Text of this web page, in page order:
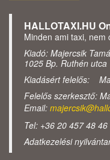
HALLOTAXI.HU
Minden ami taxi, nem
Kiadó: Majercsik
1025 Bp. Ruthén utca
Kiadásért felelős:
Felelős szerkesztő:
Email:
Tel: +36 20 457 48 46
Adatkezelési